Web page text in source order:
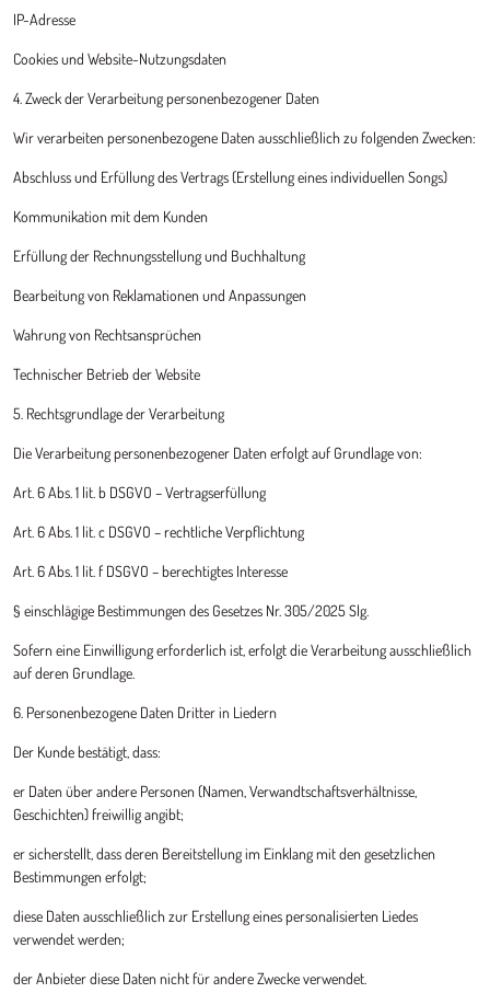
IP-Adresse
Cookies und Website-Nutzungsdaten
4. Zweck der Verarbeitung personenbezogener Daten
Wir verarbeiten personenbezogene Daten ausschließlich zu folgenden Zwecken:
Abschluss und Erfüllung des Vertrags (Erstellung eines individuellen Songs)
Kommunikation mit dem Kunden
Erfüllung der Rechnungsstellung und Buchhaltung
Bearbeitung von Reklamationen und Anpassungen
Wahrung von Rechtsansprüchen
Technischer Betrieb der Website
5. Rechtsgrundlage der Verarbeitung
Die Verarbeitung personenbezogener Daten erfolgt auf Grundlage von:
Art. 6 Abs. 1 lit. b DSGVO – Vertragserfüllung
Art. 6 Abs. 1 lit. c DSGVO – rechtliche Verpflichtung
Art. 6 Abs. 1 lit. f DSGVO – berechtigtes Interesse
§ einschlägige Bestimmungen des Gesetzes Nr. 305/2025 Slg.
Sofern eine Einwilligung erforderlich ist, erfolgt die Verarbeitung ausschließlich
auf deren Grundlage.
6. Personenbezogene Daten Dritter in Liedern
Der Kunde bestätigt, dass:
er Daten über andere Personen (Namen, Verwandtschaftsverhältnisse,
Geschichten) freiwillig angibt;
er sicherstellt, dass deren Bereitstellung im Einklang mit den gesetzlichen
Bestimmungen erfolgt;
diese Daten ausschließlich zur Erstellung eines personalisierten Liedes
verwendet werden;
der Anbieter diese Daten nicht für andere Zwecke verwendet.